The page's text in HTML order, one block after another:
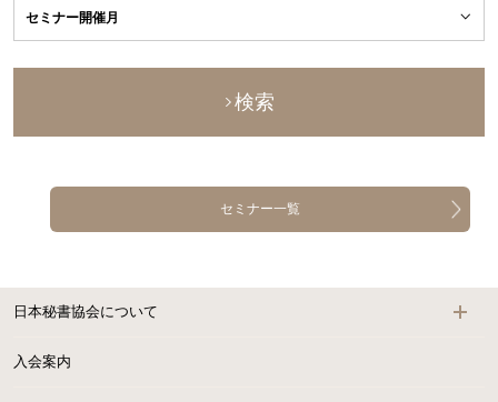
検索
セミナー一覧
日本秘書協会について
入会案内